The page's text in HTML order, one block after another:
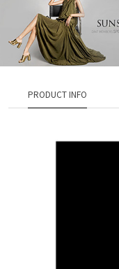
PRODUCT INFO